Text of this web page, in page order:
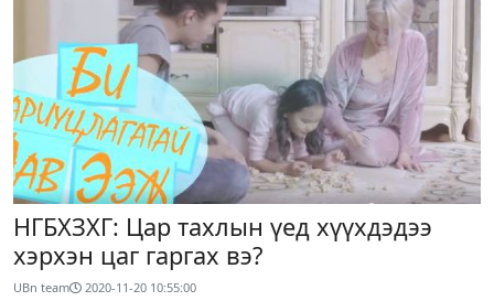
НГБХЗХГ: Цар тахлын үед хүүхдэдээ
хэрхэн цаг гаргах вэ?
UBn team 2020-11-20 10:55:00